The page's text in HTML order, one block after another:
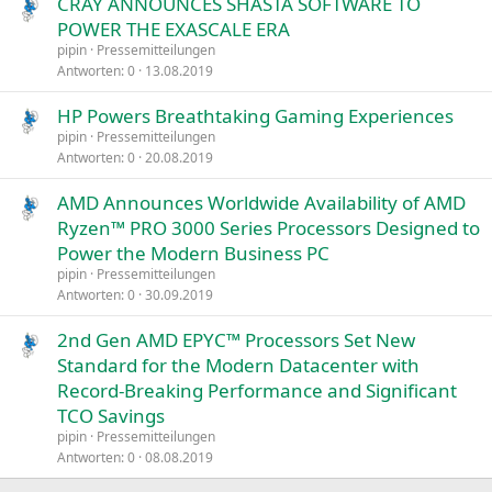
POWER THE EXASCALE ERA
pipin Pressemitteilungen
Antworten 0 13.08.2019
HP Powers Breathtaking Gaming Experiences
pipin Pressemitteilungen
Antworten 0 20.08.2019
AMD Announces Worldwide Availability of AMD
Ryzen™ PRO 3000 Series Processors Designed to
Power the Modern Business PC
pipin Pressemitteilungen
Antworten 0 30.09.2019
2nd Gen AMD EPYC™ Processors Set New
Standard for the Modern Datacenter with
Record-Breaking Performance and Significant
TCO Savings
pipin Pressemitteilungen
Antworten 0 08.08.2019